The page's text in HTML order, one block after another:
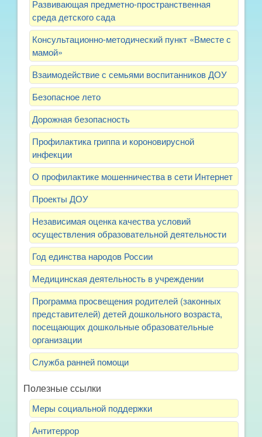
Развивающая предметно-пространственная
среда детского сада
Консультационно-методический пункт «Вместе с
мамой»
Взаимодействие с семьями воспитанников ДОУ
Безопасное лето
Дорожная безопасность
Профилактика гриппа и короновирусной
инфекции
О профилактике мошенничества в сети Интернет
Проекты ДОУ
Независимая оценка качества условий
осуществления образовательной деятельности
Год единства народов России
Медицинская деятельность в учреждении
Программа просвещения родителей (законных
представителей) детей дошкольного возраста,
посещающих дошкольные образовательные
организации
Служба ранней помощи
Полезные ссылки
Меры социальной поддержки
Антитеррор